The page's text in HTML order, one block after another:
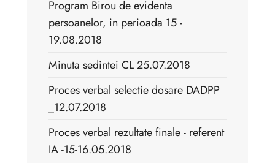
Program Birou de evidenta
persoanelor, in perioada 15 -
19.08.2018
Minuta sedintei CL 25.07.2018
Proces verbal selectie dosare DADPP
_12.07.2018
Proces verbal rezultate finale - referent
IA -15-16.05.2018